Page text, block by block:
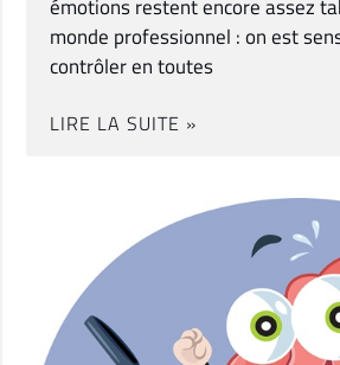
émotions restent encore assez
monde professionnel : on est
contrôler en toutes
LIRE LA SUITE »